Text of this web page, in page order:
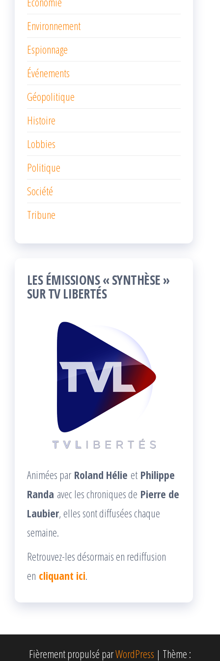
Environnement
Espionnage
Événements
Géopolitique
Histoire
Lobbies
Politique
Société
Tribune
LES ÉMISSIONS « SYNTHÈSE »
SUR TV LIBERTÉS
Animées par Roland Hélie et Philippe
Randa avec les chroniques de Pierre de
Laubier, elles sont diffusées chaque
semaine.
Retrouvez-les désormais en rediffusion
en cliquant ici.
Fièrement propulsé parWordPress | Thème :